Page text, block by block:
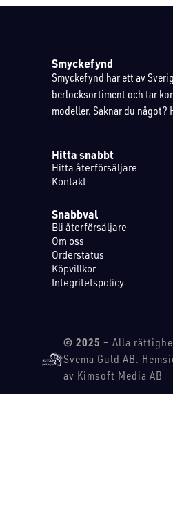
Smyckefynd
Smyckefynd har ett av
berlocksortiment och tar
modeller. Saknar du något?
Hitta snabbt
Hitta återförsäljare
Kontakt
Snabbval
Bli återförsäljare
Om oss
Orderstatus
Köpvillkor
Integritetspolicy
© 2025 – Alla
Svema Guld AB.
av Kimsoft Media AB